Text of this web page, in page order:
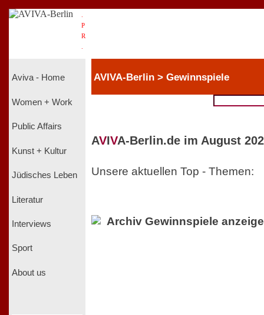
P
R
Aviva - Home
Women + Work
Public Affairs
Kunst + Kultur
Jüdisches Leben
Literatur
Interviews
Sport
About us
AVIVA-Berlin > Gewinnspiele
AVIVA-Berlin.de im August
Unsere aktuellen Top - Themen:
Archiv Gewinnspiele